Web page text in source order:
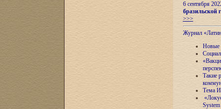
6 сентября
бразильской
>>>
Журнал
Новые
Такие
Тема